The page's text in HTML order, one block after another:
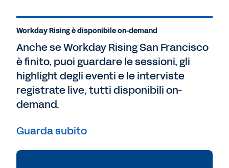
Workday Rising è disponibile on-demand
Anche se Workday Rising San Francisco
è finito, puoi guardare le sessioni, gli
highlight degli eventi e le interviste
registrate live, tutti disponibili on-
demand.
Guarda subito